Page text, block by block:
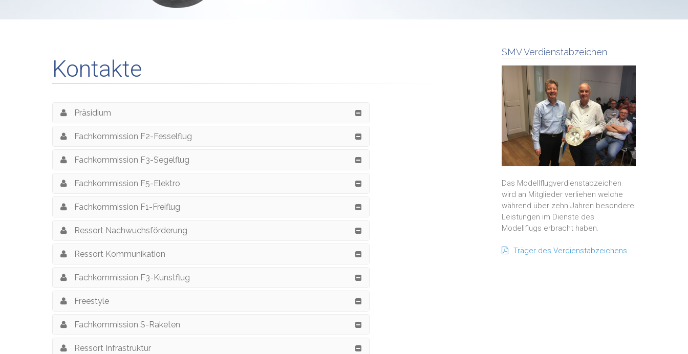
Kontakte
Präsidium
Fachkommission F2-Fesselflug
Fachkommission F3-Segelflug
Fachkommission F5-Elektro
Fachkommission F1-Freiflug
Ressort Nachwuchsförderung
Ressort Kommunikation
Fachkommission F3-Kunstflug
Freestyle
Fachkommission S-Raketen
Ressort Infrastruktur
SMV Verdienstabzeichen
Das Modellflugverdienstabzeichen
wird an Mitglieder verliehen welche
während über zehn Jahren besondere
Leistungen im Dienste des
Modellflugs erbracht haben.
Träger des Verdienstabzeichens